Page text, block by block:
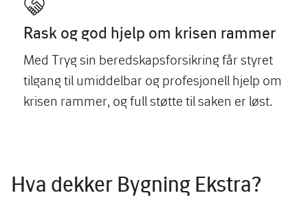
Rask og god hjelp om krisen rammer
Med Tryg sin beredskapsforsikring får styret
tilgang til umiddelbar og profesjonell hjelp om
krisen rammer, og full støtte til saken er løst.
Hva dekker Bygning Ekstra?